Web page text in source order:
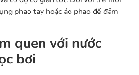
phao tay hoặc áo phao để đảm
quen với nước
bơi